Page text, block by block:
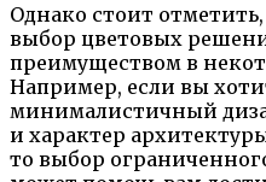
Однако стоит
выбор цветовых
преимуществом в
Например, если вы
минималистичный
и характер
то выбор